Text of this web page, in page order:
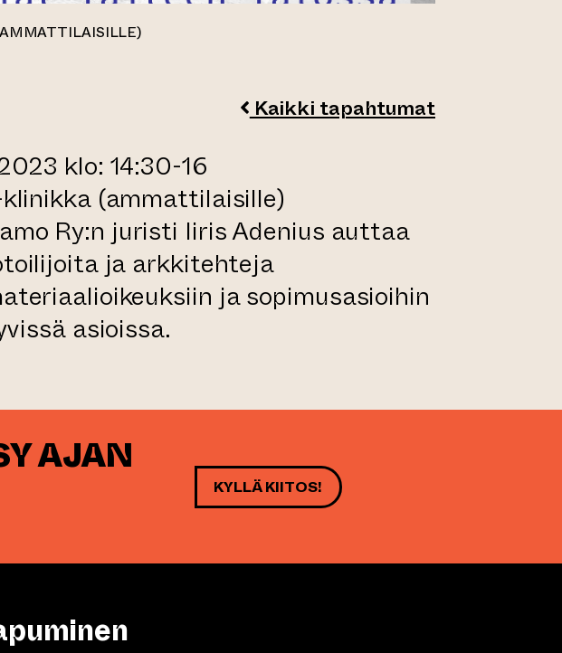
Kaikki tapahtumat
klo: 14:30-16
klinikka (ammattilaisille)
Ry:n juristi Iiris Adenius auttaa
ja arkkitehteja
ja sopimusasioihin
asioissa.
AJAN
KYLLÄ KIITOS!